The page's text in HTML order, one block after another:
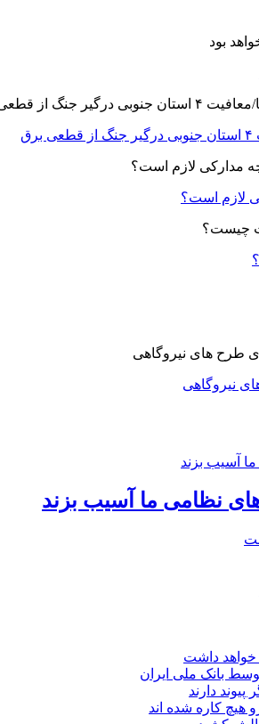
لازم است؟
نیروگاهی
نظامی ما آسیب بزند
خواهد داشت
دارند
هیچ کاره شده اند